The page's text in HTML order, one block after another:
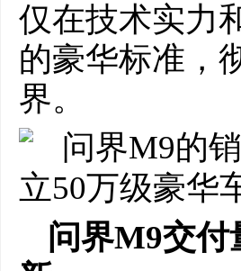
仅在技术实力
的豪华标准，
界。
问界M9交付